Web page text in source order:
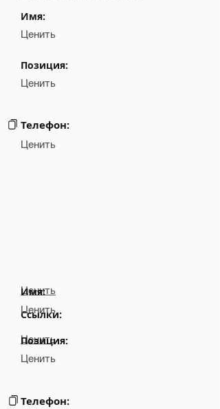
Имя:
Ценить
Позиция:
Ценить
Телефон:
Ценить
Ценить
Ссылки:
Ценить
Имя:
Ценить
Позиция:
Ценить
Телефон: